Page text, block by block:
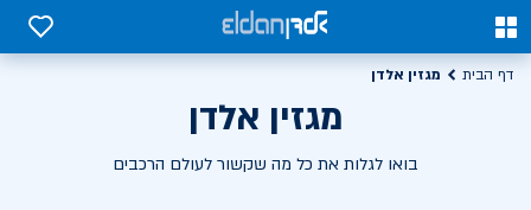
0
0
דף הבית מגזין אלדן
מגזין אלדן
בואו לגלות את כל מה שקשור לעולם הרכבים